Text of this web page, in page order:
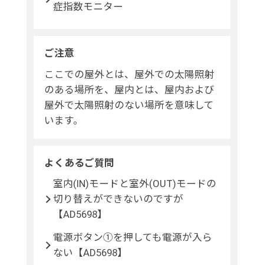
症指数モニター
ご注意
ここでの屋外とは、屋外での太陽照射
のある場所を、屋内とは、屋内および
屋外で太陽照射のない場所を意味して
います。
よくあるご質問
室内(IN)モードと室外(OUT)モードの
切り替えができないのですが
【AD5698】
電源ボタン①を押しても電源が入ら
ない【AD5698】